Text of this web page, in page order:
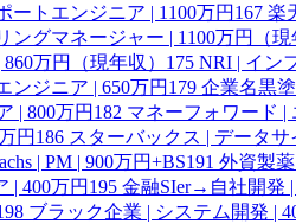
ートエンジニア | 1100万円 167 楽
ングマネージャー | 1100万円（現
万円（現年収） 175 NRI | イン
ンジニア | 650万円 179 企業名黒
| 800万円 182 マネーフォワード |
円 186 スターバックス | データサ
| PM | 900万円+BS191 外資製
| 400万円 195 金融SIer→自社開発 |
ブラック企業 | システム開発 |